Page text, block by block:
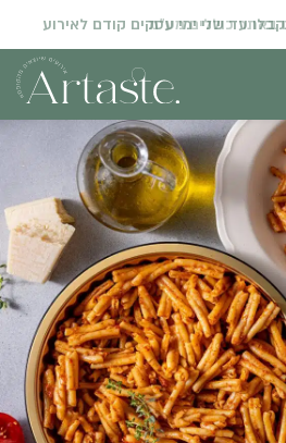
עד שני ימי עסקים קודם לאירוע
באתר כוללים מע"מ